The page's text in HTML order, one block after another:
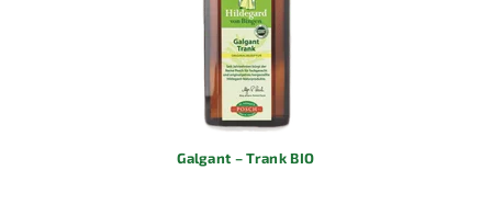
Galgant – Trank BIO